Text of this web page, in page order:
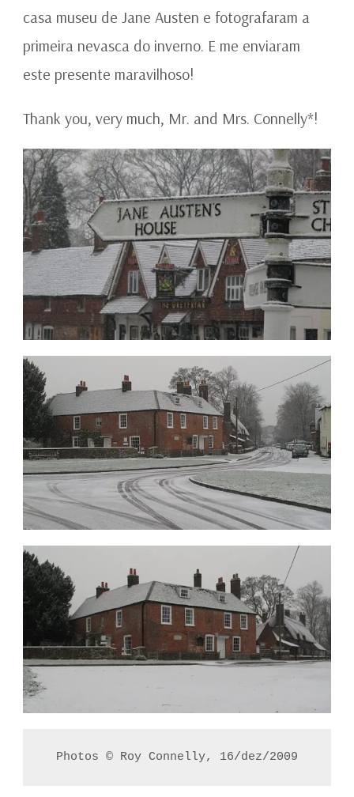
AUSTEN
casa museu de Jane Austen e fotografaram a
primeira nevasca do inverno. E me enviaram
este presente maravilhoso!
Thank you, very much, Mr. and Mrs. Connelly*!
Photos © Roy Connelly, 16/dez/2009